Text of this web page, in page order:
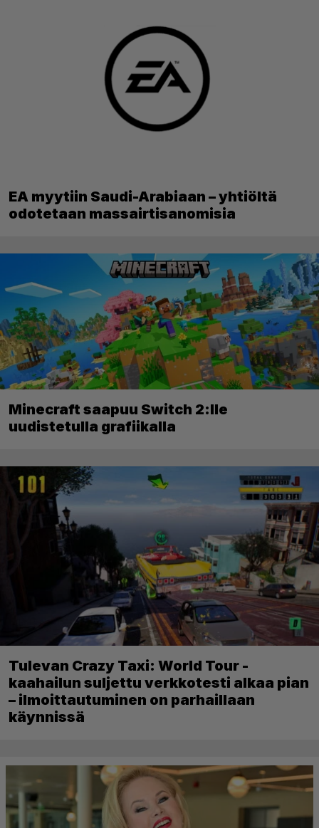
EA myytiin Saudi-Arabiaan – yhtiöltä
odotetaan massairtisanomisia
Minecraft saapuu Switch 2:lle
uudistetulla grafiikalla
Tulevan Crazy Taxi: World Tour -
kaahailun suljettu verkkotesti alkaa pian
– ilmoittautuminen on parhaillaan
käynnissä